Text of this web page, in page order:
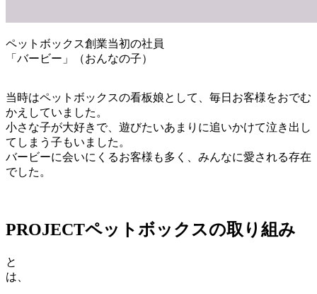
ペットボックス創業当初の社員
「バービー」（おんなの子）
当時はペットボックスの看板娘として、毎日お客様をおでむ
かえしていました。
小さな子が大好きで、遊びたいあまりに追いかけて泣き出し
てしまう子もいました。
バービーに会いにくるお客様も多く、みんなに愛される存在
でした。
PROJECTペットボックスの取り組み
と
は、